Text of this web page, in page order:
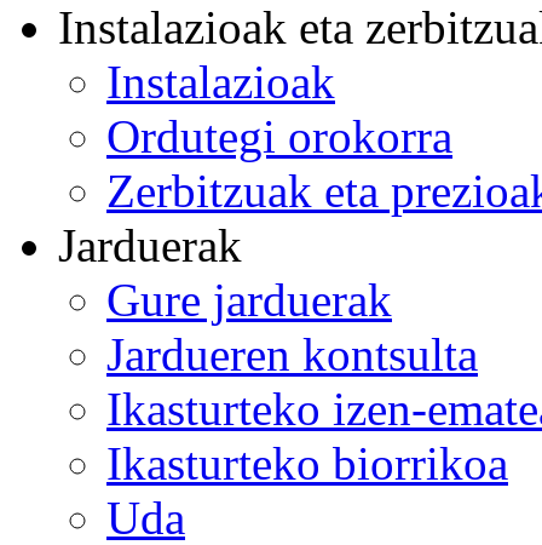
Instalazioak eta
Instalazioak
Ordutegi orokorra
Zerbitzuak eta
Jarduerak
Gure jarduerak
Jardueren kontsulta
Ikasturteko izen-
Ikasturteko biorrikoa
Uda